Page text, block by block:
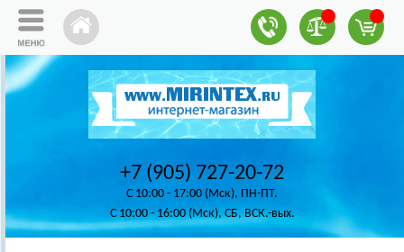
+7 (905) 727-20-72
C 10:00 - 17:00 (Мск), ПН-ПТ.
C 10:00 - 16:00 (Мск), СБ, ВСК.-вых.